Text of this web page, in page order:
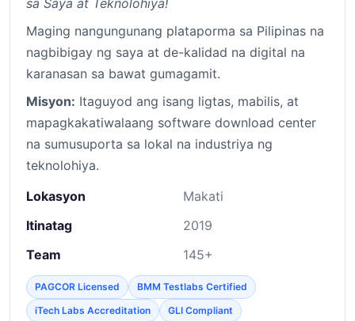
Maging nangungunang plataporma sa Pilipinas na
nagbibigay ng saya at de-kalidad na digital na
karanasan sa bawat gumagamit.
Misyon: Itaguyod ang isang ligtas, mabilis, at
mapagkakatiwalaang software download center
na sumusuporta sa lokal na industriya ng
teknolohiya.
Lokasyon
Makati
Itinatag
2019
Team
145+
PAGCOR Licensed
BMM Testlabs Certified
iTech Labs Accreditation
GLI Compliant